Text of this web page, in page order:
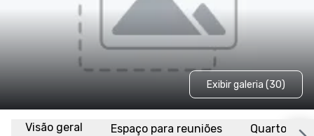
Exibir galeria (30)
Visão geral Espaço para reuniões Quartos